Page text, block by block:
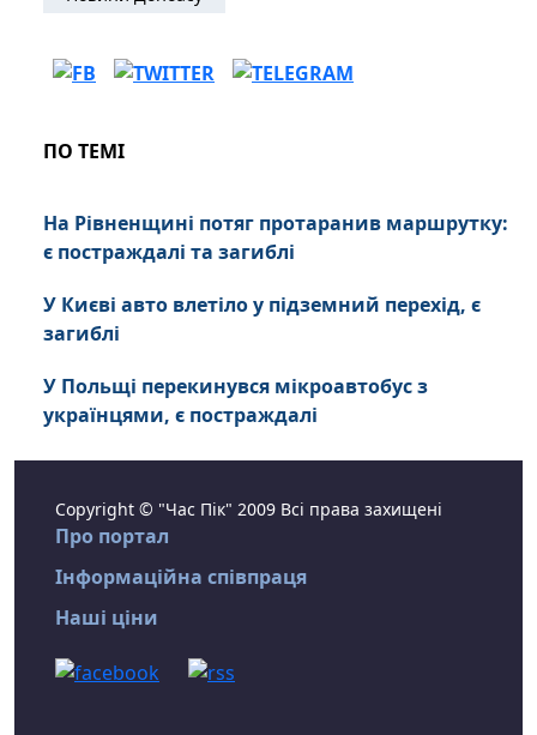
ПО ТЕМІ
На Рівненщині потяг протаранив маршрутку:
є постраждалі та загиблі
У Києві авто влетіло у підземний перехід, є
загиблі
У Польщі перекинувся мікроавтобус з
українцями, є постраждалі
Copyright © "Час Пік" 2009 Всі права захищені
Про портал
Інформаційна співпраця
Наші ціни